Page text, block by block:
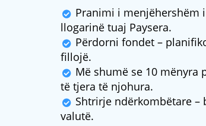
Pranimi i menjëhershëm
llogarinë tuaj Paysera.
Përdorni fondet –
fillojë.
Më shumë se 10 mënyra
të tjera të njohura.
Shtrirje ndërkombëtare
valutë.